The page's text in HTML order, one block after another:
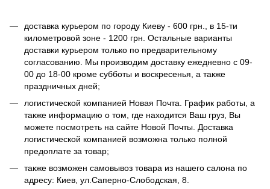
доставка курьером по городу Киеву - 600 грн., в 15-ти
километровой зоне - 1200 грн. Остальные варианты
доставки курьером только по предварительному
согласованию. Мы производим доставку ежедневно с 09-
00 до 18-00 кроме субботы и воскресенья, а также
праздничных дней;
логистической компанией Новая Почта. График работы, а
также информацию о том, где находится Ваш груз, Вы
можете посмотреть на сайте Новой Почты. Доставка
логистической компанией возможна только полной
предоплате за товар;
также возможен самовывоз товара из нашего салона по
адресу: Киев, ул.Саперно-Слободская, 8.